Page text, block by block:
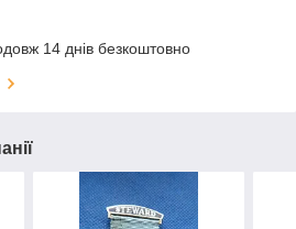
14 днів безкоштовно